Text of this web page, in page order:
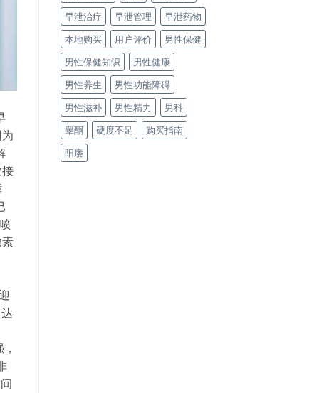
早泄治疗
早泄管理
早泄药物
本地购买
用户评价
男性保健
男性保健知识
男性健康
男性养生
男性功能障碍
男性滋补
男性精力
男科
睾酮
硬度不足
购买指南
阳痿